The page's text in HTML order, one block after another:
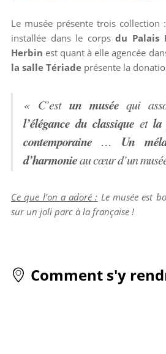
Le musée présente trois collection :
installée dans le corpsdu Palais
Herbin est quant à elle agencée
la salle Tériadeprésente la
« C’est un muséequi
l’élégance du classiqueet la
contemporaine… Un
d’harmonieau cœur d’un
Ce que l’on a adoré : Le musée est
sur un joli parc à la française !
Comment s'y